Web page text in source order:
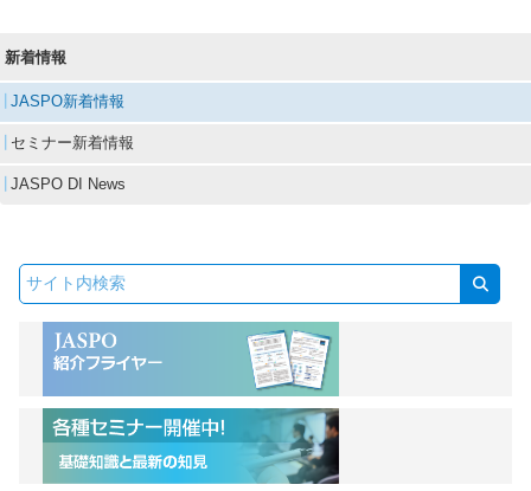
新着情報
JASPO新着情報
セミナー新着情報
JASPO DI News